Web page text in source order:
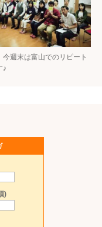
今週末は富山でのリピート
♪
)